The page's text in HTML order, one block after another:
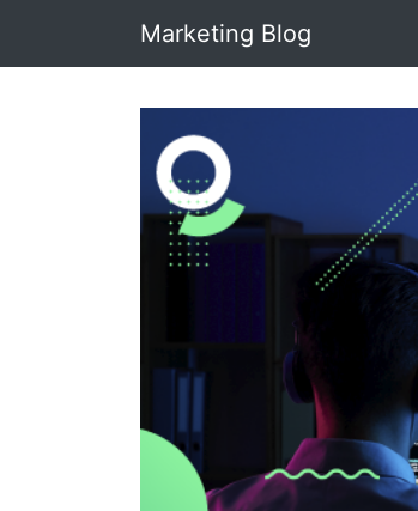
Marketing Blog